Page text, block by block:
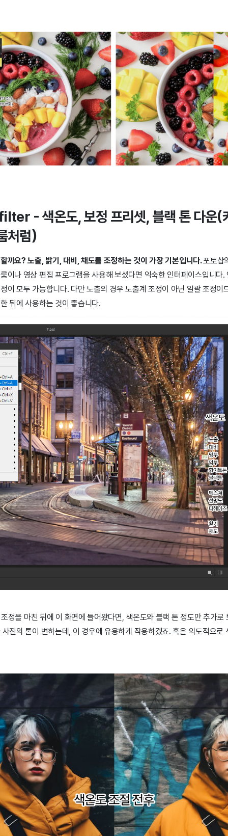
- 색온도, 보정 프리셋, 블랙 톤 다운(
처럼)
까요? 노출, 밝기, 대비, 채도를 조정하는 것이 가장 기본입니다.포토샵
이나 영상 편집 프로그램을 사용해 보셨다면 익숙한 인터페이스입니다
이 모두 가능합니다. 다만 노출의 경우 노출계 조정이 아닌 일괄 조정이
뒤에 사용하는 것이 좋습니다.
정을 마친 뒤에 이 화면에 들어왔다면, 색온도와 블랙 톤 정도만 추가로
진의 톤이 변하는데, 이 경우에 유용하게 작용하겠죠. 혹은 의도적으로